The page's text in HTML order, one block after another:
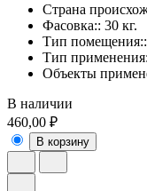
Страна
Фасовка:: 30 кг.
Тип
Тип
Объекты
В наличии
460,00 ₽
В корзину